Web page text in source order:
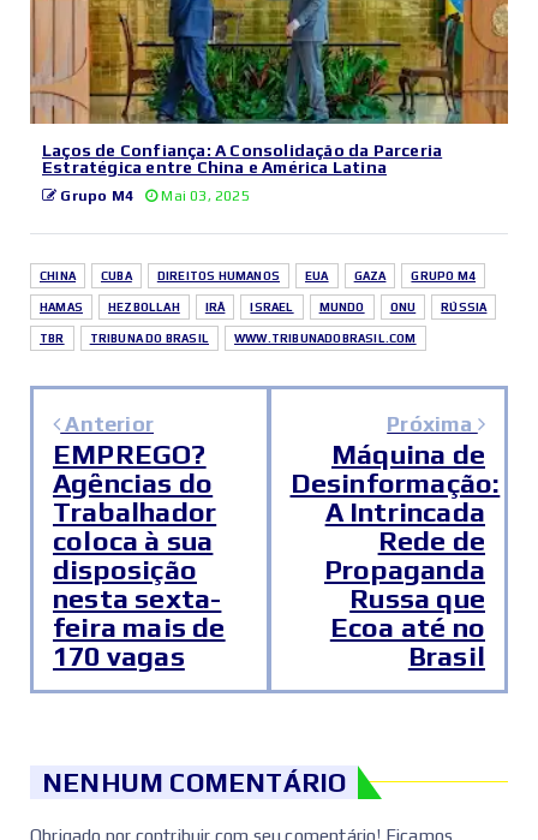
Laços de Confiança: A Consolidação da Parceria
Estratégica entre China e América Latina
Grupo M4 Mai 03, 2025
CHINA CUBA DIREITOS HUMANOS EUA GAZA GRUPO M4
HAMAS HEZBOLLAH IRÂ ISRAEL MUNDO ONU RÚSSIA
TBR TRIBUNA DO BRASIL WWW.TRIBUNADOBRASIL.COM
Anterior
EMPREGO?
Agências do
Trabalhador
coloca à sua
disposição
nesta sexta-
feira mais de
170 vagas
Próxima
Máquina de
Desinformação:
A Intrincada
Rede de
Propaganda
Russa que
Ecoa até no
Brasil
NENHUM COMENTÁRIO
Obrigado por contribuir com seu comentário! Ficamos